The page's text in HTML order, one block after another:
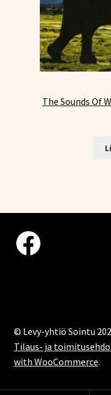
The Sounds Of
Facebook
© Levy-yhtiö Sointu
Tilaus- ja
with WooCommerce.